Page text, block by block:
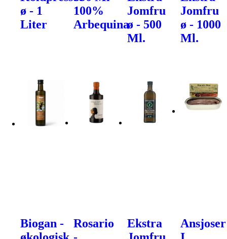
ø - 1
Liter
100%
Arbequina
Jomfru
ø - 500
Ml.
Jomfru
ø - 1000
Ml.
Biogan -
Rosario
Ekstra
Ansjoser